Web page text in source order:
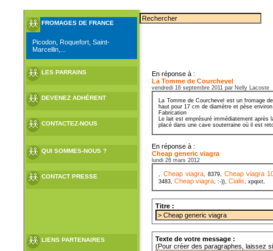
FROMAGES DE FRANCE
Picodon, Roquefort, Saint-
Marcellin,...
LES PARRAINS
DEVENEZ ADHÉRENT
CONTACTEZ-NOUS
QUI SOMMES-NOUS ?
CONTACT PRESSE
LIENS PARTENAIRES
En réponse à :
La Tomme de Courchevel
vendredi 16 septembre 2011 par Nelly Lacoste
La Tomme de Courchevel est un fromage
haut pour 17 cm de diamètre et pèse
Fabrication
Le lait est emprésuré immédiatement
placé dans une cave souterraine où il est
En réponse à :
Cheap generic viagra
lundi 26 mars 2012
, Cheap viagra, 8379,Cheap viagra
3483,Cheap viagra, :-)),Cialis, xpqixt,
Titre :
Texte de votre message :
(Pour créer des paragraphes, laissez